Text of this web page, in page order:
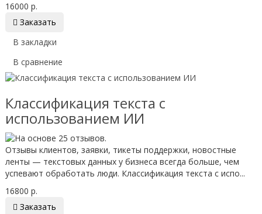
16000 р.
 Заказать
В закладки
В сравнение
Классификация текста с
использованием ИИ
Отзывы клиентов, заявки, тикеты поддержки, новостные
ленты — текстовых данных у бизнеса всегда больше, чем
успевают обработать люди. Классификация текста с испо...
16800 р.
 Заказать